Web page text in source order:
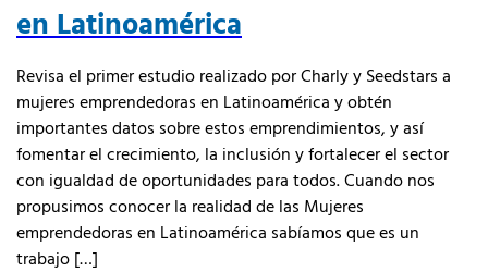
en Latinoamérica
Revisa el primer estudio realizado por Charly y Seedstars a
mujeres emprendedoras en Latinoamérica y obtén
importantes datos sobre estos emprendimientos, y así
fomentar el crecimiento, la inclusión y fortalecer el sector
con igualdad de oportunidades para todos. Cuando nos
propusimos conocer la realidad de las Mujeres
emprendedoras en Latinoamérica sabíamos que es un
trabajo […]